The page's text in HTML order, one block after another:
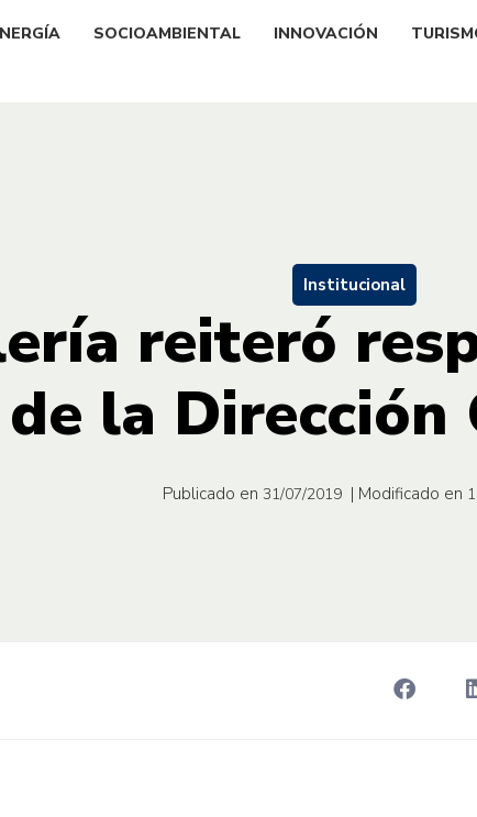
SOCIOAMBIENTAL INNOVACIÓN
Institucional
reiteró
de la Dirección
Publicado en 31/07/2019 | Modificado en